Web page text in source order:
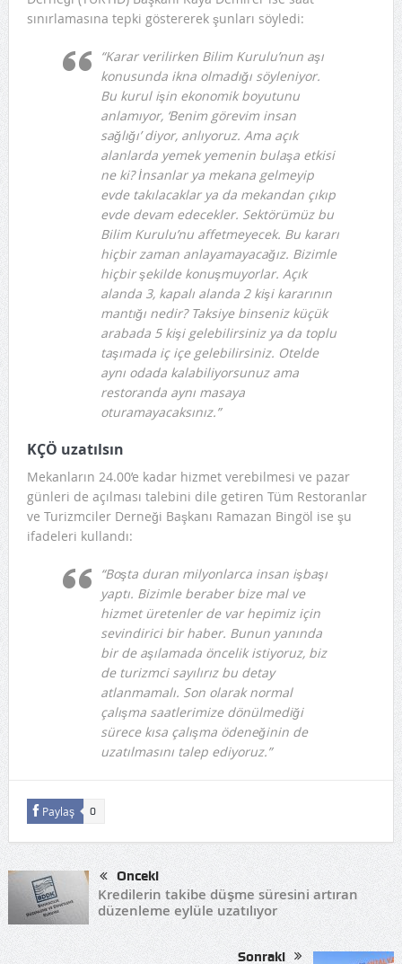
sınırlamasına tepki göstererek şunları söyledi:
“Karar verilirken Bilim Kurulu’nun aşı
konusunda ikna olmadığı söyleniyor.
Bu kurul işin ekonomik boyutunu
anlamıyor, ‘Benim görevim insan
sağlığı’ diyor, anlıyoruz. Ama açık
alanlarda yemek yemenin bulaşa etkisi
ne ki? İnsanlar ya mekana gelmeyip
evde takılacaklar ya da mekandan çıkıp
evde devam edecekler. Sektörümüz bu
Bilim Kurulu’nu affetmeyecek. Bu kararı
hiçbir zaman anlayamayacağız. Bizimle
hiçbir şekilde konuşmuyorlar. Açık
alanda 3, kapalı alanda 2 kişi kararının
mantığı nedir? Taksiye binseniz küçük
arabada 5 kişi gelebilirsiniz ya da toplu
taşımada iç içe gelebilirsiniz. Otelde
aynı odada kalabiliyorsunuz ama
restoranda aynı masaya
oturamayacaksınız.”
KÇÖ uzatılsın
Mekanların 24.00’e kadar hizmet verebilmesi ve pazar
günleri de açılması talebini dile getiren Tüm Restoranlar
ve Turizmciler Derneği Başkanı Ramazan Bingöl ise şu
ifadeleri kullandı:
“Boşta duran milyonlarca insan işbaşı
yaptı. Bizimle beraber bize mal ve
hizmet üretenler de var hepimiz için
sevindirici bir haber. Bunun yanında
bir de aşılamada öncelik istiyoruz, biz
de turizmci sayılırız bu detay
atlanmamalı. Son olarak normal
çalışma saatlerimize dönülmediği
sürece kısa çalışma ödeneğinin de
uzatılmasını talep ediyoruz.”
Paylaş 0
Önceki
Kredilerin takibe düşme süresini artıran
düzenleme eylüle uzatılıyor
Sonraki